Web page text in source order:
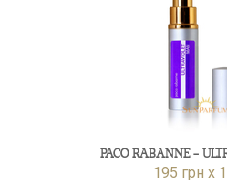
PACO RABANNE -
195 грн x